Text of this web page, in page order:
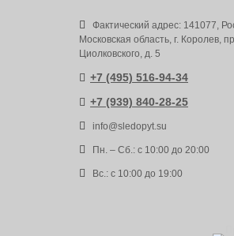
Фактический адрес: 141077,
Московская область, г. Королев,
Циолковского, д. 5
+7 (495) 516-94-34
+7 (939) 840-28-25
info@sledopyt.su
Пн. – Сб.: с 10:00 до 20:00
Вс.: с 10:00 до 19:00